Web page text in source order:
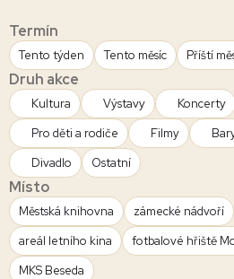
Termín
Tento týden Tento měsíc Příští
Druh akce
Kultura Výstavy Koncerty
Pro děti a rodiče
Filmy
Divadlo
Ostatní
Místo
Městská knihovna zámecké nádvoří
areál letního kina
fotbalové hřiště
MKS Beseda